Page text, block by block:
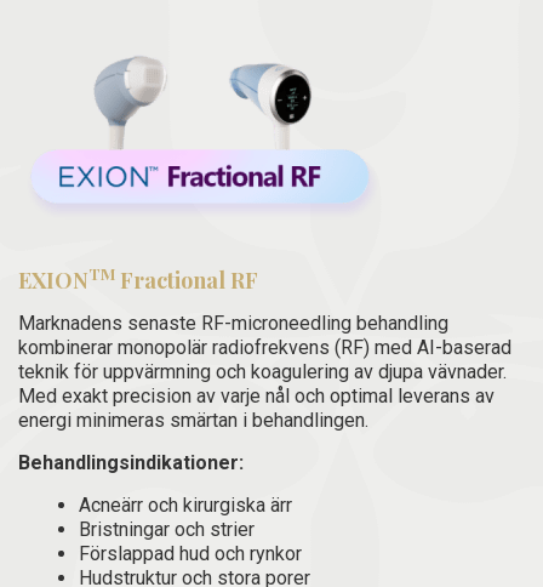
EXIONTM Fractional RF
Marknadens senaste RF-microneedling behandling
kombinerar monopolär radiofrekvens (RF) med AI-baserad
teknik för uppvärmning och koagulering av djupa vävnader.
Med exakt precision av varje nål och optimal leverans av
energi minimeras smärtan i behandlingen.
Behandlingsindikationer:
Acneärr och kirurgiska ärr
Bristningar och strier
Förslappad hud och rynkor
Hudstruktur och stora porer